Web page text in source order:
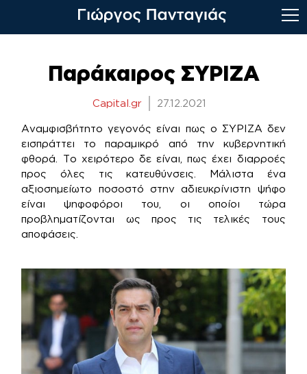
Παράκαιρος ΣΥΡΙΖΑ
Capital.gr 27.12.2021
Aναμφισβήτητο γεγονός είναι πως ο ΣΥΡΙΖΑ δεν
εισπράττει το παραμικρό από την κυβερνητική
φθορά. Το χειρότερο δε είναι, πως έχει διαρροές
προς όλες τις κατευθύνσεις. Μάλιστα ένα
αξιοσημείωτο ποσοστό στην αδιευκρίνιστη ψήφο
είναι ψηφοφόροι του, οι οποίοι τώρα
προβληματίζονται ως προς τις τελικές τους
αποφάσεις.